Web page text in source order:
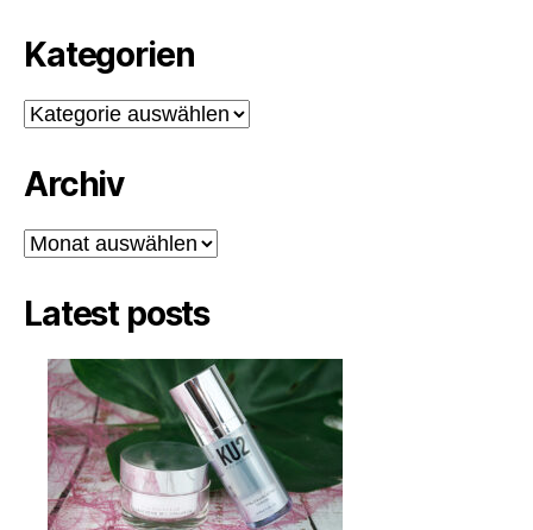
Kategorien
Kategorien
Archiv
Archiv
Latest posts